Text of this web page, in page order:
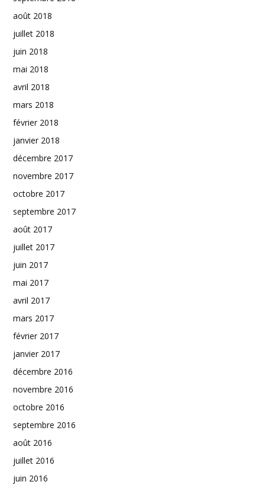
août 2018
juillet 2018
juin 2018
mai 2018
avril 2018
mars 2018
février 2018
janvier 2018
décembre 2017
novembre 2017
octobre 2017
septembre 2017
août 2017
juillet 2017
juin 2017
mai 2017
avril 2017
mars 2017
février 2017
janvier 2017
décembre 2016
novembre 2016
octobre 2016
septembre 2016
août 2016
juillet 2016
juin 2016